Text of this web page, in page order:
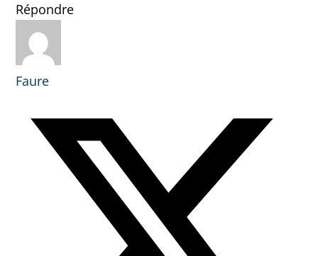
Répondre
Faure